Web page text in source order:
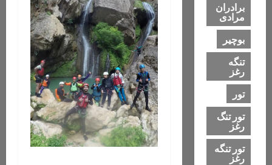
برادران
مرادی
بوچیر
تنگه
رغز
تور
تور تنگ
رغز
تور تنگه
رغز